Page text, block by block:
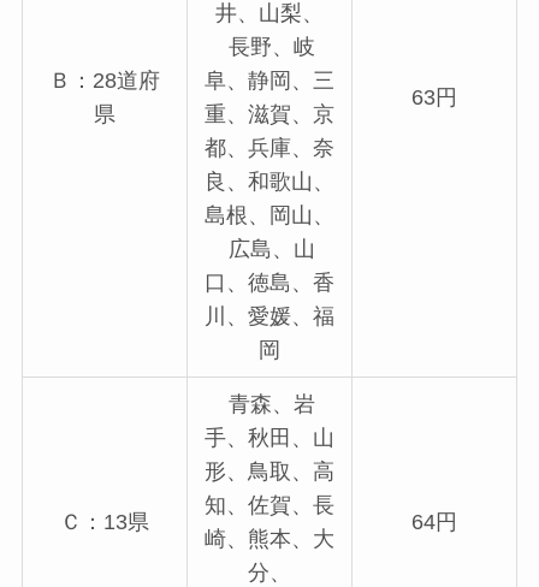
Ｂ：28道府
県
井、山梨、
長野、岐
阜、静岡、三
重、滋賀、京
都、兵庫、奈
良、和歌山、
島根、岡山、
広島、山
口、徳島、香
川、愛媛、福
岡
63円
Ｃ：13県
青森、岩
手、秋田、山
形、鳥取、高
知、佐賀、長
崎、熊本、大
分、
64円